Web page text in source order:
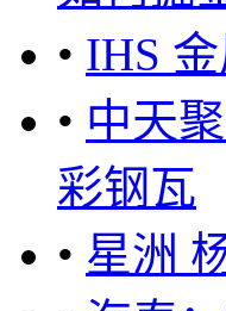
• IHS
• 中天
彩钢瓦
• 星洲